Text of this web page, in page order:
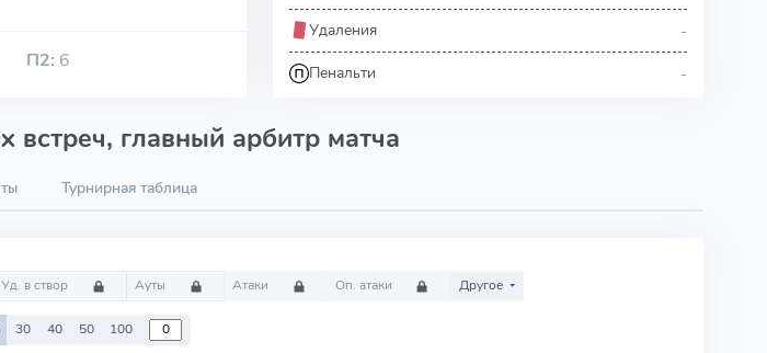
П2: 6
Удаления -
Пенальти -
главный арбитр матча
Турнирная таблица
Уд. в створ Ауты Атаки Оп. атаки Другое
30 40 50 100